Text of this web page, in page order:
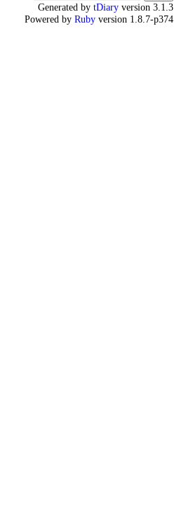
Generated by tDiary version 3.1.3
Powered by Ruby version 1.8.7-p374